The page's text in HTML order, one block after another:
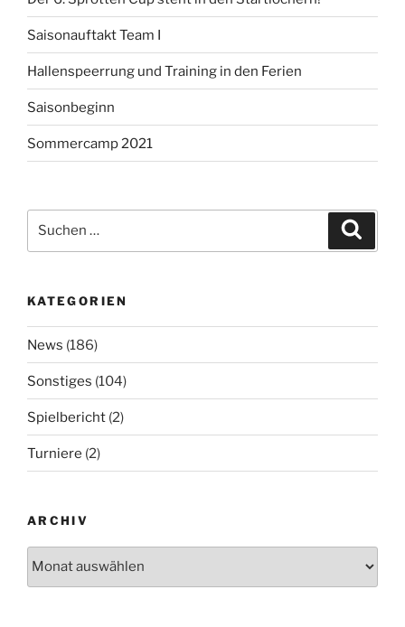
Saisonauftakt Team I
Hallenspeerrung und Training in den Ferien
Saisonbeginn
Sommercamp 2021
nach:
KATEGORIEN
News (186)
Sonstiges (104)
Spielbericht (2)
Turniere (2)
ARCHIV